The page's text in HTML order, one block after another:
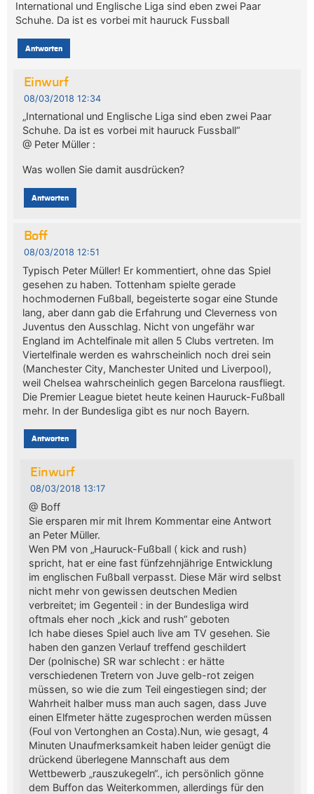
International und Englische Liga sind eben zwei Paar
Schuhe. Da ist es vorbei mit hauruck Fussball
Antworten
Einwurf
08/03/2018 12:34
„International und Englische Liga sind eben zwei Paar
Schuhe. Da ist es vorbei mit hauruck Fussball“
@ Peter Müller :
Was wollen Sie damit ausdrücken?
Antworten
Boff
08/03/2018 12:51
Typisch Peter Müller! Er kommentiert, ohne das Spiel
gesehen zu haben. Tottenham spielte gerade
hochmodernen Fußball, begeisterte sogar eine Stunde
lang, aber dann gab die Erfahrung und Cleverness von
Juventus den Ausschlag. Nicht von ungefähr war
England im Achtelfinale mit allen 5 Clubs vertreten. Im
Viertelfinale werden es wahrscheinlich noch drei sein
(Manchester City, Manchester United und Liverpool),
weil Chelsea wahrscheinlich gegen Barcelona rausfliegt.
Die Premier League bietet heute keinen Hauruck-Fußball
mehr. In der Bundesliga gibt es nur noch Bayern.
Antworten
Einwurf
08/03/2018 13:17
@ Boff
Sie ersparen mir mit Ihrem Kommentar eine Antwort
an Peter Müller.
Wen PM von „Hauruck-Fußball ( kick and rush)
spricht, hat er eine fast fünfzehnjährige Entwicklung
im englischen Fußball verpasst. Diese Mär wird selbst
nicht mehr von gewissen deutschen Medien
verbreitet; im Gegenteil : in der Bundesliga wird
oftmals eher noch „kick and rush“ geboten
Ich habe dieses Spiel auch live am TV gesehen. Sie
haben den ganzen Verlauf treffend geschildert
Der (polnische) SR war schlecht : er hätte
verschiedenen Tretern von Juve gelb-rot zeigen
müssen, so wie die zum Teil eingestiegen sind; der
Wahrheit halber muss man auch sagen, dass Juve
einen Elfmeter hätte zugesprochen werden müssen
(Foul von Vertonghen an Costa).Nun, wie gesagt, 4
Minuten Unaufmerksamkeit haben leider genügt die
drückend überlegene Mannschaft aus dem
Wettbewerb „rauszukegeln“., ich persönlich gönne
dem Buffon das Weiterkommen, allerdings für den